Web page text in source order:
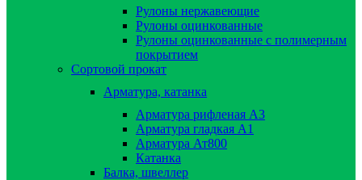
Рулоны нержавеющие
Рулоны оцинкованные
Рулоны оцинкованные с полимерным
покрытием
Сортовой прокат
Арматура, катанка
Арматура рифленая А3
Арматура гладкая А1
Арматура Ат800
Катанка
Балка, швеллер